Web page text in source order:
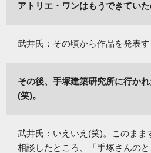
アトリエ・ワンはもうできていた
武井氏：その頃から作品を発表
その後、手塚建築研究所に行か
(笑)。
武井氏：いえいえ(笑)。このま
相談したところ、「手塚さんの